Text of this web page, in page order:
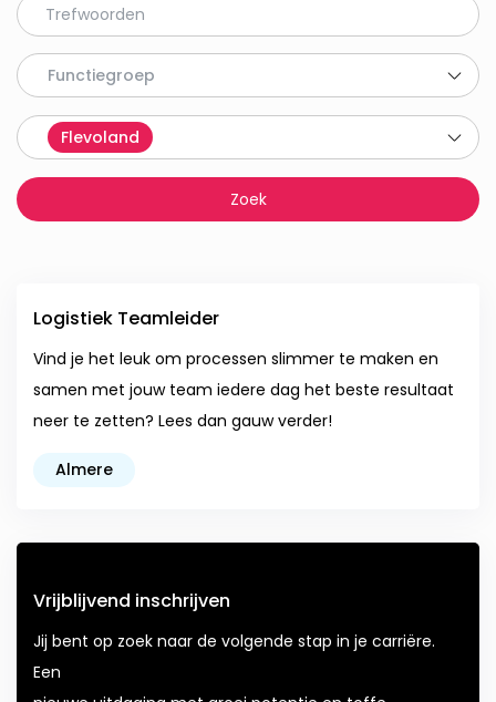
Functiegroep
Flevoland
Logistiek Teamleider
Vind je het leuk om processen slimmer te maken en
samen met jouw team iedere dag het beste resultaat
neer te zetten? Lees dan gauw verder!
Almere
Vrijblijvend inschrijven
Jij bent op zoek naar de volgende stap in je carriëre.
Een